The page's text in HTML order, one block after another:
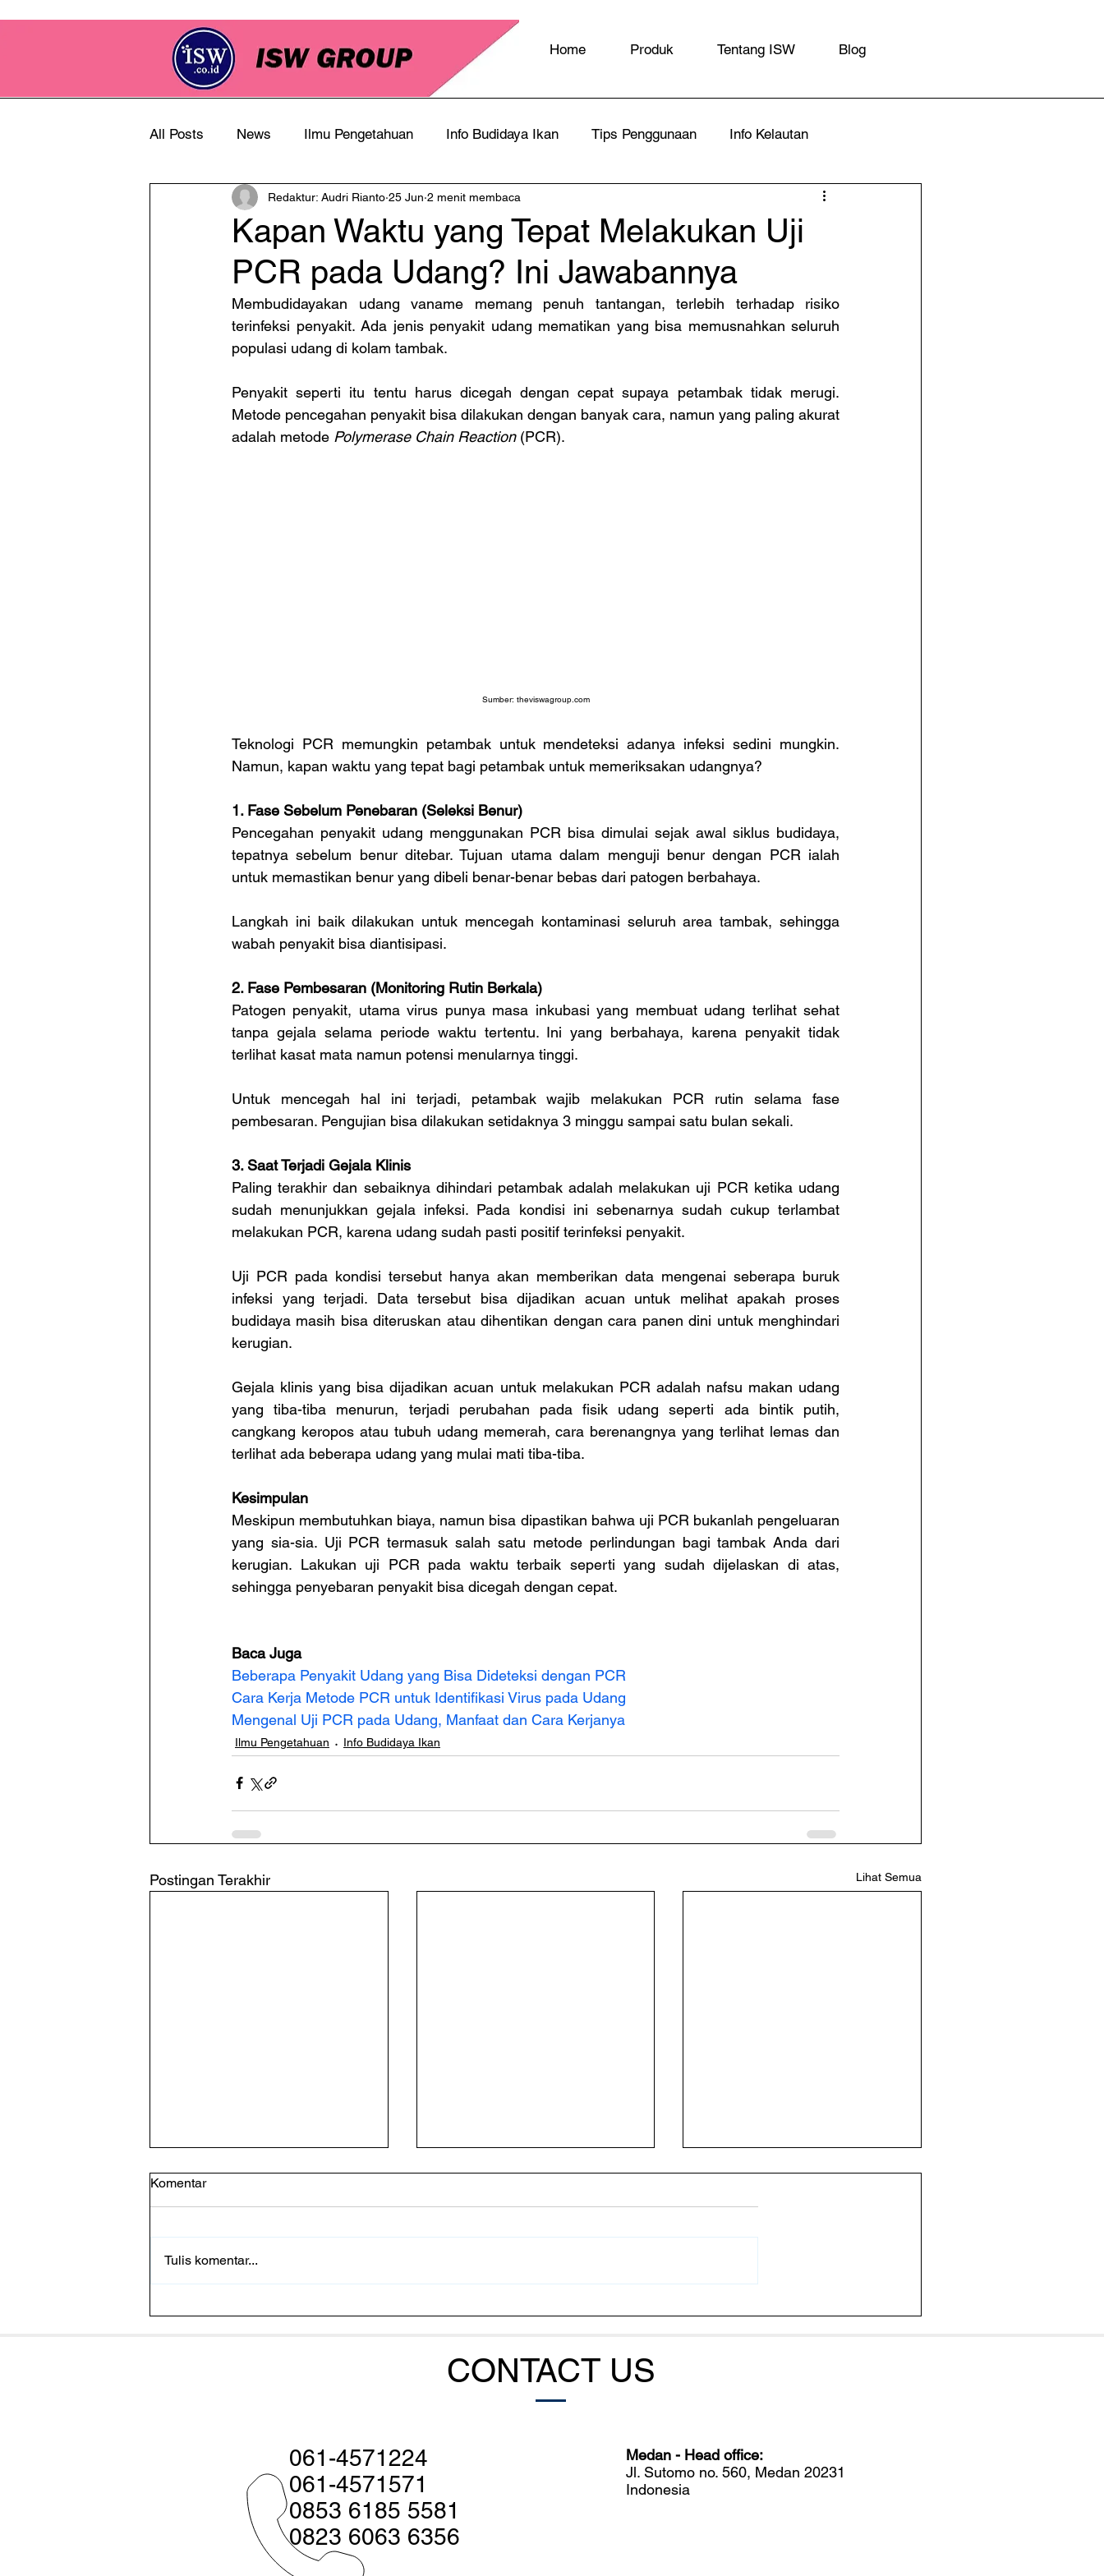
Home Produk Tentang ISW Blog
All Posts News Ilmu Pengetahuan Info Budidaya Ikan Tips Penggunaan Info Kelautan
Info Perkebunan
Kapan Waktu yang Tepat Melakukan Uji
PCR pada Udang? Ini Jawabannya
Redaktur: Audri Rianto 25 Jun 2 menit membaca
Membudidayakan udang vaname memang penuh tantangan, terlebih terhadap risiko
terinfeksi penyakit. Ada jenis penyakit udang mematikan yang bisa memusnahkan seluruh
populasi udang di kolam tambak.
Penyakit seperti itu tentu harus dicegah dengan cepat supaya petambak tidak merugi.
Metode pencegahan penyakit bisa dilakukan dengan banyak cara, namun yang paling akurat
adalah metode Polymerase Chain Reaction (PCR).
Sumber: theviswagroup.com
Teknologi PCR memungkin petambak untuk mendeteksi adanya infeksi sedini mungkin.
Namun, kapan waktu yang tepat bagi petambak untuk memeriksakan udangnya?
1. Fase Sebelum Penebaran (Seleksi Benur)
Pencegahan penyakit udang menggunakan PCR bisa dimulai sejak awal siklus budidaya,
tepatnya sebelum benur ditebar. Tujuan utama dalam menguji benur dengan PCR ialah
untuk memastikan benur yang dibeli benar-benar bebas dari patogen berbahaya.
Langkah ini baik dilakukan untuk mencegah kontaminasi seluruh area tambak, sehingga
wabah penyakit bisa diantisipasi.
2. Fase Pembesaran (Monitoring Rutin Berkala)
Patogen penyakit, utama virus punya masa inkubasi yang membuat udang terlihat sehat
tanpa gejala selama periode waktu tertentu. Ini yang berbahaya, karena penyakit tidak
terlihat kasat mata namun potensi menularnya tinggi.
Untuk mencegah hal ini terjadi, petambak wajib melakukan PCR rutin selama fase
pembesaran. Pengujian bisa dilakukan setidaknya 3 minggu sampai satu bulan sekali.
3. Saat Terjadi Gejala Klinis
Paling terakhir dan sebaiknya dihindari petambak adalah melakukan uji PCR ketika udang
sudah menunjukkan gejala infeksi. Pada kondisi ini sebenarnya sudah cukup terlambat
melakukan PCR, karena udang sudah pasti positif terinfeksi penyakit.
Uji PCR pada kondisi tersebut hanya akan memberikan data mengenai seberapa buruk
infeksi yang terjadi. Data tersebut bisa dijadikan acuan untuk melihat apakah proses
budidaya masih bisa diteruskan atau dihentikan dengan cara panen dini untuk menghindari
kerugian.
Gejala klinis yang bisa dijadikan acuan untuk melakukan PCR adalah nafsu makan udang
yang tiba-tiba menurun, terjadi perubahan pada fisik udang seperti ada bintik putih,
cangkang keropos atau tubuh udang memerah, cara berenangnya yang terlihat lemas dan
terlihat ada beberapa udang yang mulai mati tiba-tiba.
Kesimpulan
Meskipun membutuhkan biaya, namun bisa dipastikan bahwa uji PCR bukanlah pengeluaran
yang sia-sia. Uji PCR termasuk salah satu metode perlindungan bagi tambak Anda dari
kerugian. Lakukan uji PCR pada waktu terbaik seperti yang sudah dijelaskan di atas,
sehingga penyebaran penyakit bisa dicegah dengan cepat.
Baca Juga
Beberapa Penyakit Udang yang Bisa Dideteksi dengan PCR
Cara Kerja Metode PCR untuk Identifikasi Virus pada Udang
Mengenal Uji PCR pada Udang, Manfaat dan Cara Kerjanya
Ilmu Pengetahuan Info Budidaya Ikan
Postingan Terakhir Lihat Semua
Komentar
Tulis komentar...
CONTACT US
061-4571224
061-4571571
0853 6185 5581
0823 6063 6356
Medan - Head office:
Jl. Sutomo no. 560, Medan 20231
Indonesia